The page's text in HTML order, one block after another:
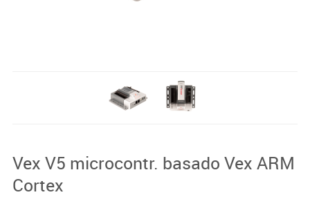
Vex V5 microcontr. basado Vex ARM
Cortex